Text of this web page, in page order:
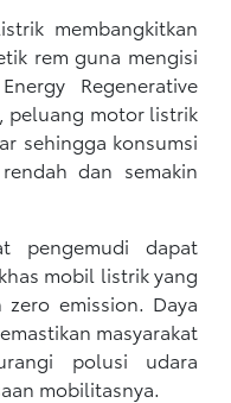
membangkitkan
rem guna mengisi
Regenerative
peluang motor listrik
sehingga konsumsi
dan semakin
pengemudi dapat
mobil listrik yang
emission. Daya
masyarakat
polusi udara
mobilitasnya.